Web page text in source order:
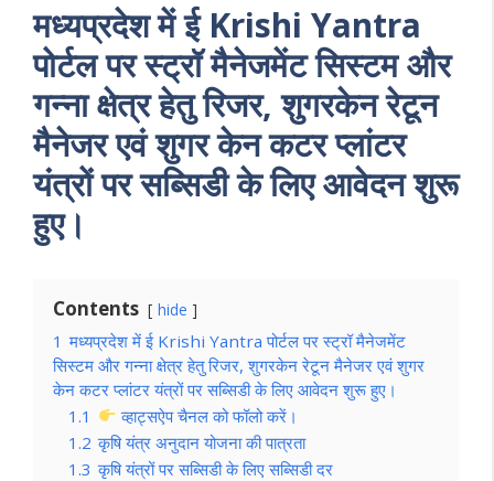
मध्यप्रदेश में ई Krishi Yantra
पोर्टल पर स्ट्रॉ मैनेजमेंट सिस्टम और
गन्ना क्षेत्र हेतु रिजर, शुगरकेन रेटून
मैनेजर एवं शुगर केन कटर प्लांटर
यंत्रों पर सब्सिडी के लिए आवेदन शुरू
हुए।
Contents hide
1 मध्यप्रदेश में ई Krishi Yantra पोर्टल पर स्ट्रॉ मैनेजमेंट
सिस्टम और गन्ना क्षेत्र हेतु रिजर, शुगरकेन रेटून मैनेजर एवं शुगर
केन कटर प्लांटर यंत्रों पर सब्सिडी के लिए आवेदन शुरू हुए।
1.1
व्हाट्सऐप चैनल को फॉलो करें।
1.2 कृषि यंत्र अनुदान योजना की पात्रता
1.3 कृषि यंत्रों पर सब्सिडी के लिए सब्सिडी दर